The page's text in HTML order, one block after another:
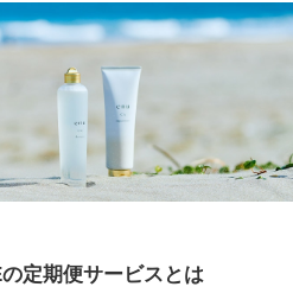
定期便サービスとは